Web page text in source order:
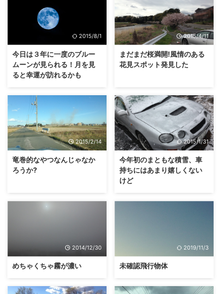
2015/8/1
今日は３年に一度のブルー
ムーンが見られる！月を見
ると幸運が訪れるかも
2015/4/11
まだまだ桜満開!風情のある
花見スポット発見した
2015/2/14
竜巻的なやつなんじゃなか
ろうか?
2015/1/31
今年初のまともな積雪、車
持ちにはあまり嬉しくない
けど
2014/12/30
めちゃくちゃ霧が濃い
2019/11/3
未確認飛行物体